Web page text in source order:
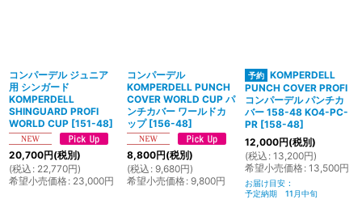
コンパーデル ジュニア
用 シンガード
KOMPERDELL
SHINGUARD PROFI
WORLD CUP [151-48]
20,700円(税別)
(税込 : 22,770円)
希望小売価格: 23,000円
コンパーデル
KOMPERDELL PUNCH
COVER WORLD CUP パ
ンチカバー ワールドカ
ップ [156-48]
8,800円(税別)
(税込 : 9,680円)
希望小売価格: 9,800円
KOMPERDELL
PUNCH COVER PROFI
コンパーデル パンチカ
バー 158-48 KO4-PC-
PR [158-48]
12,000円(税別)
(税込 : 13,200円)
希望小売価格: 13,500円
お届け目安 :
予定納期 11月中旬